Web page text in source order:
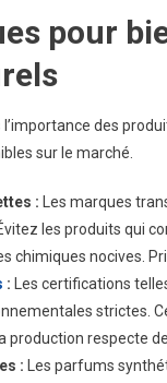
pour
des
sur le marché.
: Les marques
les produits qui
chimiques nocives.
: Les certifications
strictes.
production respecte
: Les parfums